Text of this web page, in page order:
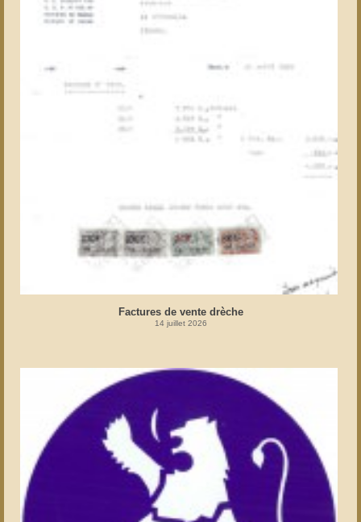
Factures de vente drèche
14 juillet 2026